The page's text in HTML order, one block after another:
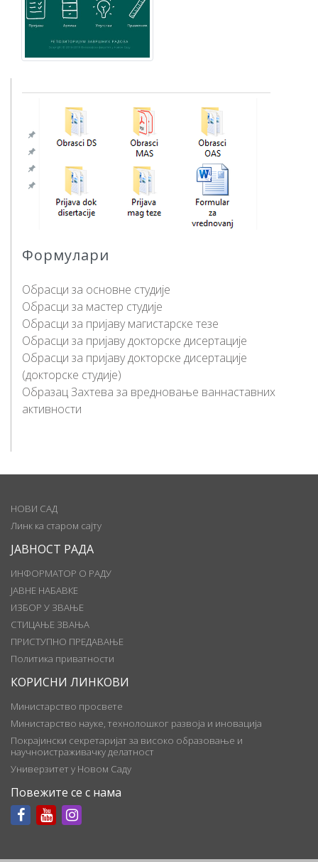
Формулари
Обрасци за основне студије
Обрасци за мастер студије
Обрасци за пријаву магистарске тезе
Обрасци за пријаву докторске дисертације
Обрасци за пријаву докторске дисертације
(докторске студије)
Образац Захтева за вредновање ваннаставних
активности
НОВИ САД
Линк ка старом сајту
ЈАВНОСТ РАДА
ИНФОРМАТОР О РАДУ
ЈАВНЕ НАБАВКЕ
ИЗБОР У ЗВАЊЕ
СТИЦАЊЕ ЗВАЊА
ПРИСТУПНО ПРЕДАВАЊЕ
Политика приватности
КОРИСНИ ЛИНКОВИ
Министарство просвете
Министарство науке, технолошког развоја и иновација
Покрајински секретаријат за високо образовање и
научноистраживачку делатност
Универзитет у Новом Саду
Повежите се с нама